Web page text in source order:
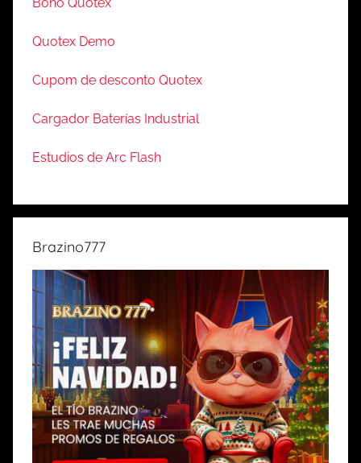
Quotex Demo
Cupom de desconto Quotex
Cargador Baterías Industrial
Estudios de Arc Flash
Brazino777